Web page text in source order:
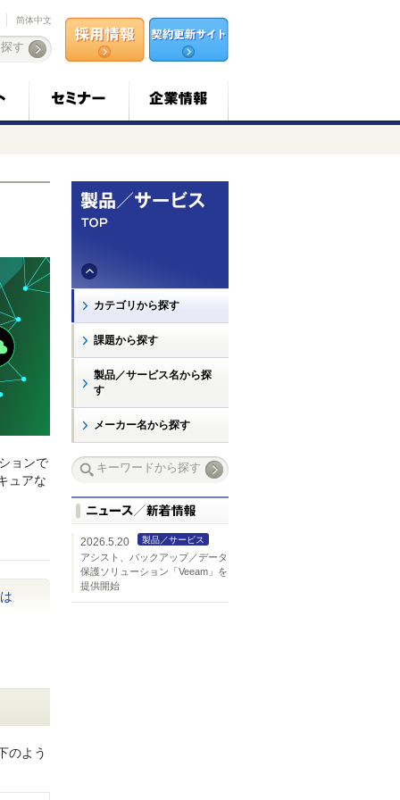
简体中文
ョンで
ュアな
のよう
カテゴリから探す
課題から探す
製品／サービス名から探
す
メーカー名から探す
2026.5.20 製品／サービス
アシスト、バックアップ／データ
保護ソリューション「Veeam」を
提供開始